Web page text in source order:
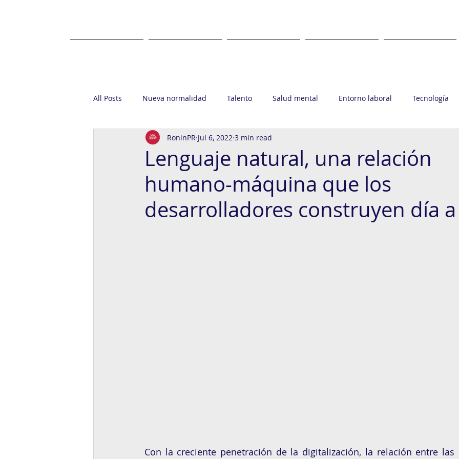
All Posts Nueva normalidad Talento Salud mental Entorno laboral Tecnología
Casa Ronin Grupo Ronin
Lenguaje natural, una relación
humano-máquina que los
desarrolladores construyen día
RoninPR Jul 6, 2022 3 min read
Con la creciente penetración de la digitalización, la relación entre las